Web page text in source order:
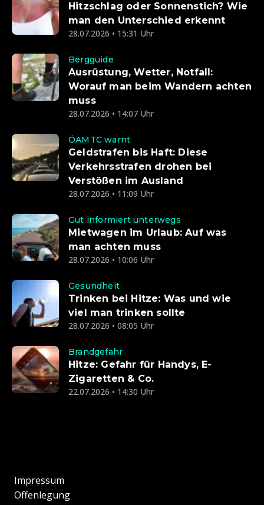
Hitzschlag oder Sonnenstich? Wie
man den Unterschied erkennt
28.07.2026 • 15:31 Uhr
Bergguide
Ausrüstung, Wetter, Notfall:
Worauf man beim Wandern achten
muss
28.07.2026 • 14:07 Uhr
ÖAMTC warnt
Geldstrafen bis Haft: Diese
Verkehrsstrafen drohen bei
Verstößen im Ausland
28.07.2026 • 11:09 Uhr
Gut informiert unterwegs
Mietwagen im Urlaub: Auf was
man achten muss
28.07.2026 • 10:06 Uhr
Gesundheit
Trinken bei Hitze: Was und wie
viel man trinken sollte
28.07.2026 • 08:05 Uhr
Brandgefahr
Hitze: Gefahr für Handys, E-
Zigaretten & Co.
22.07.2026 • 14:30 Uhr
Impressum
Offenlegung